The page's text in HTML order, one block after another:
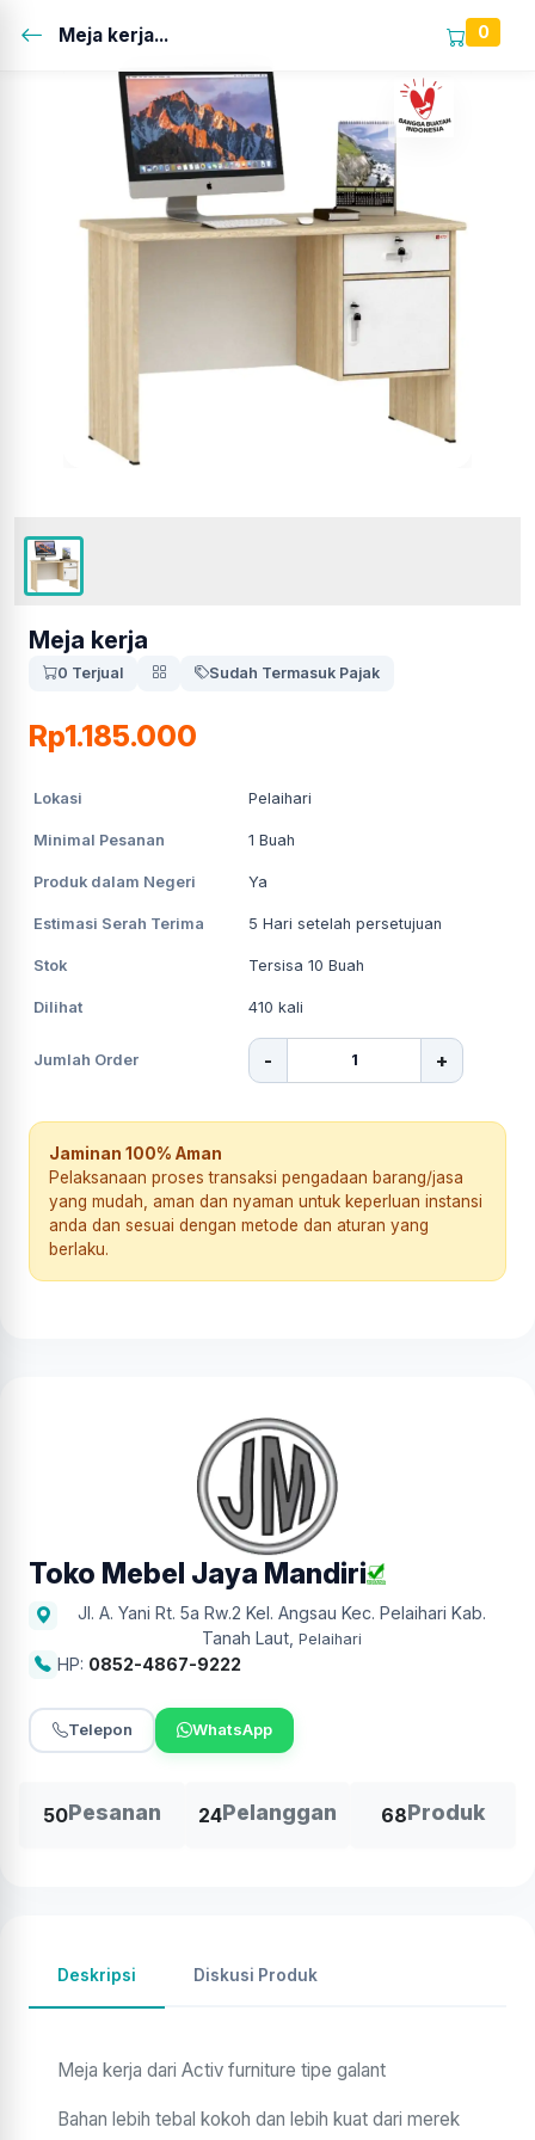
Meja kerja... 0
Meja kerja
0 Terjual Sudah Termasuk Pajak
Rp1.185.000
Lokasi Pelaihari
Minimal Pesanan 1 Buah
Produk dalam Negeri Ya
Estimasi Serah Terima 5 Hari setelah persetujuan
Stok Tersisa 10 Buah
Dilihat 410 kali
Jumlah Order - +
Jaminan 100% Aman
Pelaksanaan proses transaksi pengadaan barang/jasa
yang mudah, aman dan nyaman untuk keperluan instansi
anda dan sesuai dengan metode dan aturan yang
berlaku.
Toko Mebel Jaya Mandiri
Jl. A. Yani Rt. 5a Rw.2 Kel. Angsau Kec. Pelaihari Kab.
Tanah Laut Pelaihari
HP: 0852-4867-9222
Telepon WhatsApp
50Pesanan 24Pelanggan 68Produk
Deskripsi Diskusi Produk
Meja kerja dari Activ furniture tipe galant
Bahan lebih tebal kokoh dan lebih kuat dari merek